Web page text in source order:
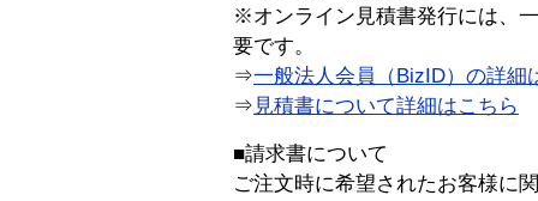
※オンライン見積書発行には、
要です。
⇒一般法人会員（BizID）の詳細
⇒ 見積書について詳細はこちら
■請求書について
ご注文時に希望されたお客様に